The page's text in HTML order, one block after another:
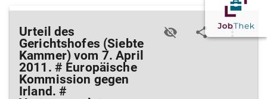
Urteil des
Gerichtshofes (Siebte
Kammer) vom 7. April
2011. # Europäische
Kommission gegen
Irland. #
visibility_off share more_vert